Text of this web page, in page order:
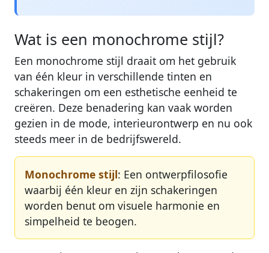
Wat is een monochrome stijl?
Een monochrome stijl draait om het gebruik
van één kleur in verschillende tinten en
schakeringen om een esthetische eenheid te
creëren. Deze benadering kan vaak worden
gezien in de mode, interieurontwerp en nu ook
steeds meer in de bedrijfswereld.
Monochrome stijl: Een ontwerpfilosofie
waarbij één kleur en zijn schakeringen
worden benut om visuele harmonie en
simpelheid te beogen.